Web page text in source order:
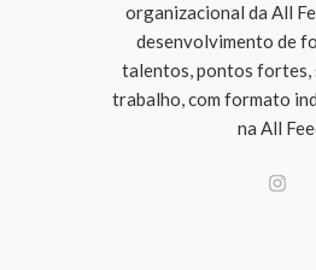
organizacional da All
desenvolvimento de
talentos, pontos fortes,
trabalho, com formato
na All